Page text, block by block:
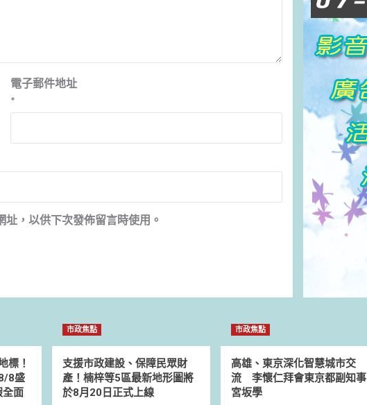
電子郵件地址
*
，以供下次發佈留言時使用。
標！
8盛
面
市政焦點
支援市政建設、保障民眾財
產！楠梓等5區最新地形圖將
於8月20日正式上線
市政焦點
高雄、東京深化智慧城市交
流 李懷仁拜會東京都副知事
宮坂學